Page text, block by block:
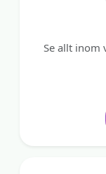
Se allt inom